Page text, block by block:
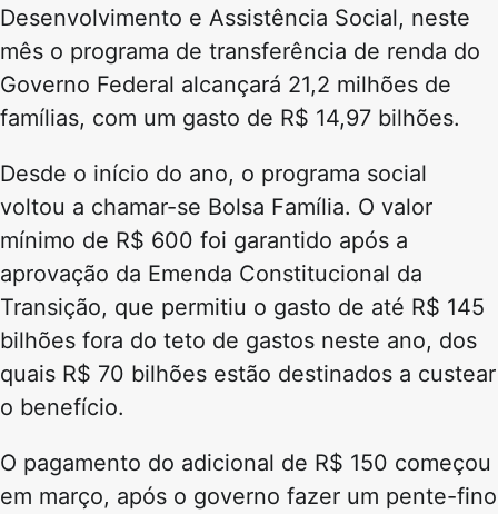
Desenvolvimento e Assistência Social, neste
mês o programa de transferência de renda do
Governo Federal alcançará 21,2 milhões de
famílias, com um gasto de R$ 14,97 bilhões.
Desde o início do ano, o programa social
voltou a chamar-se Bolsa Família. O valor
mínimo de R$ 600 foi garantido após a
aprovação da Emenda Constitucional da
Transição, que permitiu o gasto de até R$ 145
bilhões fora do teto de gastos neste ano, dos
quais R$ 70 bilhões estão destinados a custear
o benefício.
O pagamento do adicional de R$ 150 começou
em março, após o governo fazer um pente-fino